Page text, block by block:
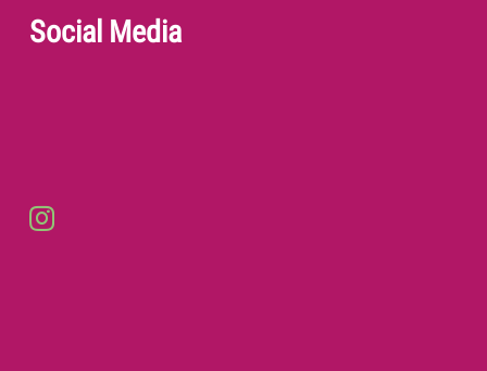
Social Media